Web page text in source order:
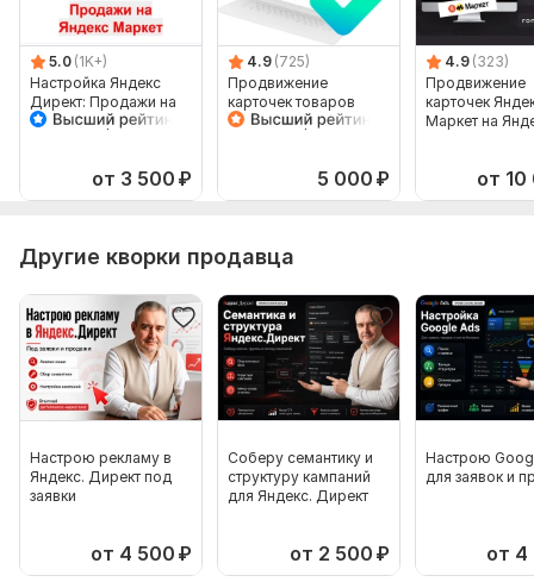
5.0 (1K+)
Настройка Яндекс
Директ: Продажи на
Яндекс Маркет
от 3 500 ₽
4.9 (725)
Продвижение
карточек товаров
Яндекс Маркет в
5 000 ₽
4.9 (323)
Продвижение
карточек
Маркет на
от
Другие кворки продавца
Настрою рекламу в
Яндекс. Директ под
заявки
от 4 500 ₽
Соберу семантику и
структуру кампаний
для Яндекс. Директ
от 2 500 ₽
Настрою
для заявок и
от 4